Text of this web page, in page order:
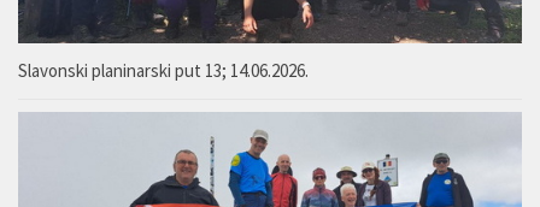
Slavonski planinarski put 13; 14.06.2026.